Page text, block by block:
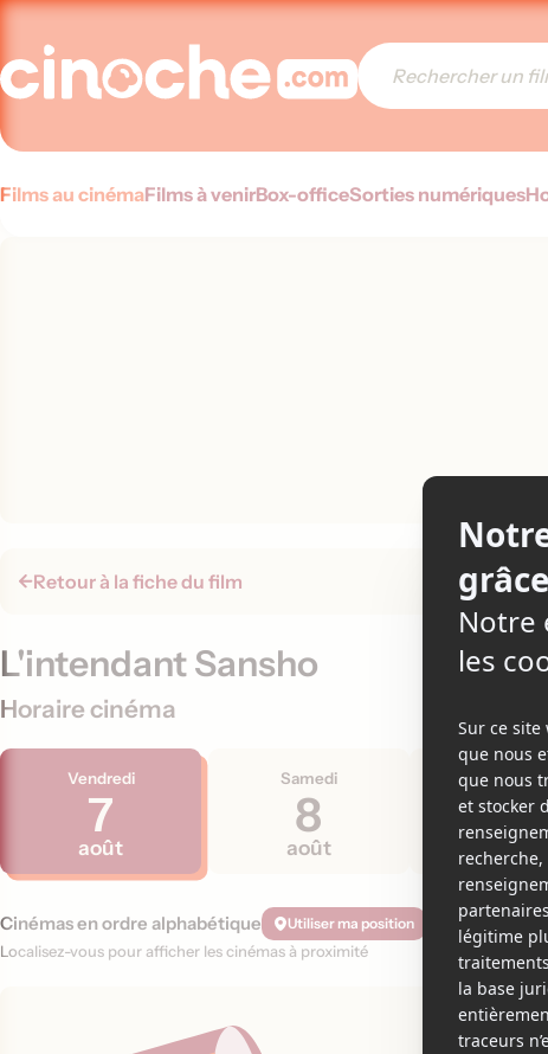
Films au cinémaFilms à venirBox-officeSorties numériques
Retour à la fiche du film
L'intendant Sansho
Horaire cinéma
Vendredi
7
août
Samedi
8
août
Dimanche
9
août
Cinémas en ordre alphabétique Utiliser ma position
Localisez-vous pour afficher les cinémas à proximité